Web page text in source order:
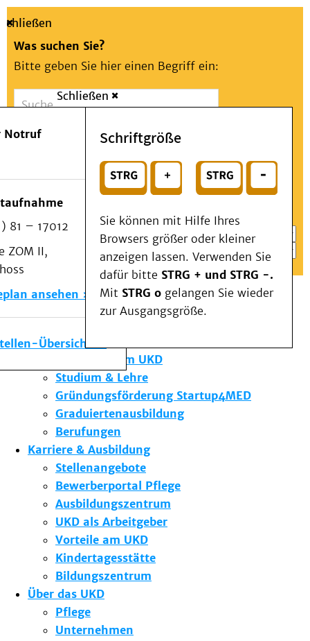
Suche
Schließen
Was suchen Sie?
Bitte geben Sie hier einen Begriff ein:
Suchen
oder
Wählen Sie ein Thema für Ihren Schnelleinstieg
Notfall
Schließen
Notruf
81 – 17012
ZOM II,
ansehen
Übersicht
Schriftgröße
Sie können mit Hilfe Ihres
Browsers größer oder kleiner
anzeigen lassen. Verwenden Sie
dafür bitte STRG + und STRG -.
Mit STRG o gelangen Sie wieder
zur Ausgangsgröße.
Menü
Patienten & Besucher
Kliniken/Institute/Zentren
Als Patient am UKD
Beratung und Unterstützung
Veranstaltungen
Kommunikation im Medizinwesen (KIM)
Notfall
Forschung & Lehre
Die Institute des UKD
Forschung am UKD
Studium & Lehre
Gründungsförderung Startup4MED
Graduiertenausbildung
Berufungen
Karriere & Ausbildung
Stellenangebote
Bewerberportal Pflege
Ausbildungszentrum
UKD als Arbeitgeber
Vorteile am UKD
Kindertagesstätte
Bildungszentrum
Über das UKD
Pflege
Unternehmen